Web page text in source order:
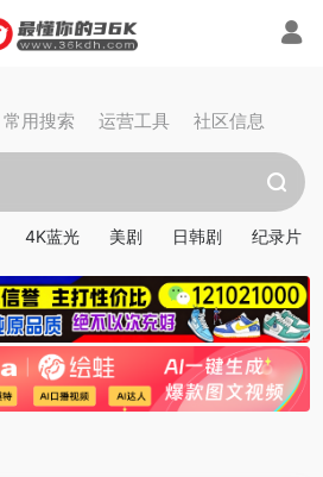
常用搜索 运营工具 社区信息
4K蓝光 美剧 日韩剧 纪录片